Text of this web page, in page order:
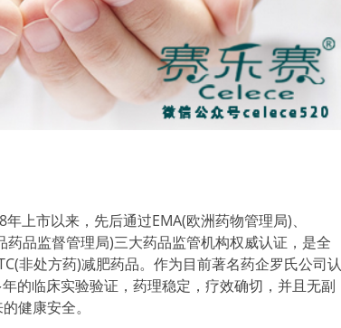
上市以来，先后通过EMA(欧洲药物管理局)、
药品监督管理局)三大药品监管机构权威认证，是全
非处方药)减肥药品。作为目前著名药企罗氏公司认
的临床实验验证，药理稳定，疗效确切，并且无副
健康安全。